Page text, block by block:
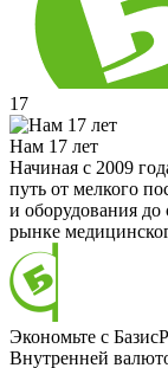
17
Нам 17 лет
Начиная с 2009
путь от мелкого
и оборудования до
рынке
Экономьте с
Внутренней